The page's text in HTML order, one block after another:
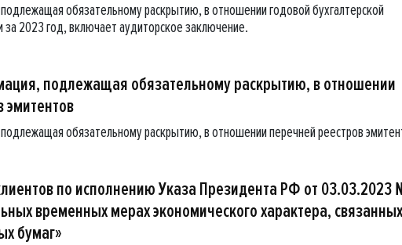
обязательному раскрытию, в отношении годовой бухгалтерской
за 2023 год, включает аудиторское заключение.
подлежащая обязательному раскрытию, в отношении
эмитентов
обязательному раскрытию, в отношении перечней реестров
по исполнению Указа Президента РФ от 03.03.2023
временных мерах экономического характера,
бумаг»